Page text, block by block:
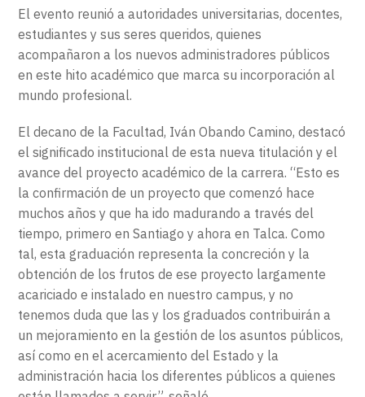
El evento reunió a autoridades universitarias, docentes,
estudiantes y sus seres queridos, quienes
acompañaron a los nuevos administradores públicos
en este hito académico que marca su incorporación al
mundo profesional.
El decano de la Facultad, Iván Obando Camino, destacó
el significado institucional de esta nueva titulación y el
avance del proyecto académico de la carrera. “Esto es
la confirmación de un proyecto que comenzó hace
muchos años y que ha ido madurando a través del
tiempo, primero en Santiago y ahora en Talca. Como
tal, esta graduación representa la concreción y la
obtención de los frutos de ese proyecto largamente
acariciado e instalado en nuestro campus, y no
tenemos duda que las y los graduados contribuirán a
un mejoramiento en la gestión de los asuntos públicos,
así como en el acercamiento del Estado y la
administración hacia los diferentes públicos a quienes